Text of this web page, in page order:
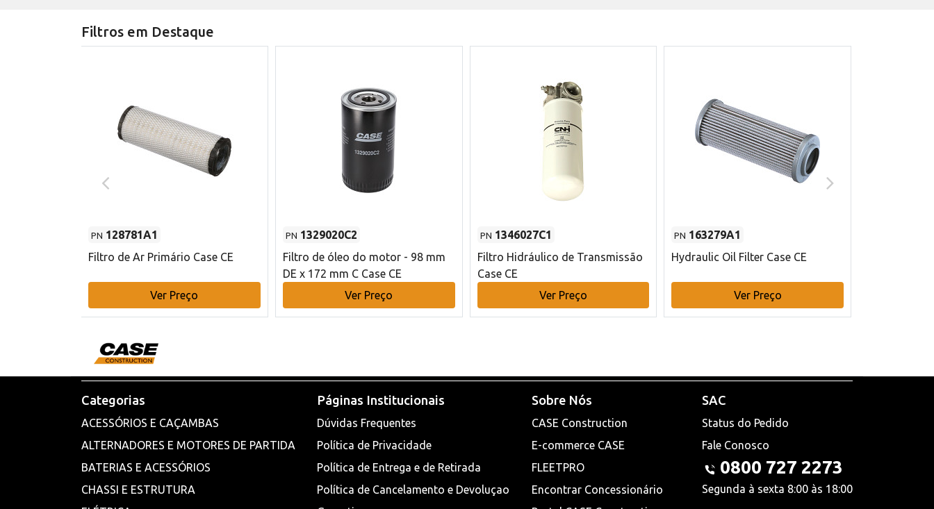
Filtros em Destaque
PN 128781A1
Filtro de Ar Primário Case CE
Ver Preço
PN 1329020C2
Filtro de óleo do motor - 98 mm
DE x 172 mm C Case CE
Ver Preço
PN 1346027C1
Filtro Hidráulico de Transmissão
Case CE
Ver Preço
PN 163279A1
Hydraulic Oil Filter Case CE
Ver Preço
Categorias
ACESSÓRIOS E CAÇAMBAS
ALTERNADORES E MOTORES DE PARTIDA
BATERIAS E ACESSÓRIOS
CHASSI E ESTRUTURA
Páginas Institucionais
Dúvidas Frequentes
Política de Privacidade
Política de Entrega e de Retirada
Política de Cancelamento e Devoluçao
Sobre Nós
CASE Construction
E-commerce CASE
FLEETPRO
Encontrar Concessionário
SAC
Status do Pedido
Fale Conosco
0800 727 2273
Segunda à sexta 8:00 às 18:00